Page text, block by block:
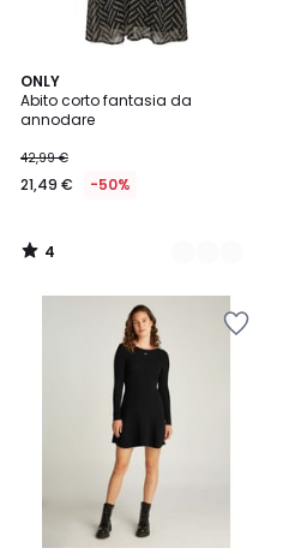
ONLY
Abito corto fantasia da
annodare
42,99 €
21,49 € -50%
4
/
5
2
Colori
4
/